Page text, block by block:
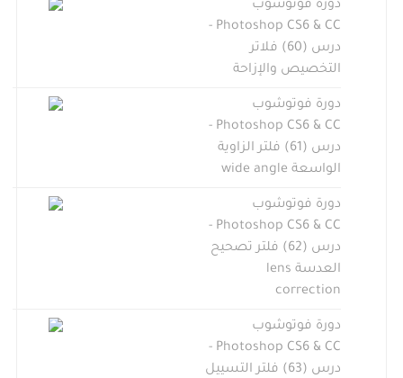
دورة فوتوشوب
Photoshop CS6 & CC -
درس (60) فلاتر
التخصيص والإزاحة
دورة فوتوشوب
Photoshop CS6 & CC -
درس (61) فلتر الزاوية
الواسعة wide angle
دورة فوتوشوب
Photoshop CS6 & CC -
درس (62) فلتر تصحيح
العدسة lens
correction
دورة فوتوشوب
Photoshop CS6 & CC -
درس (63) فلتر التسييل